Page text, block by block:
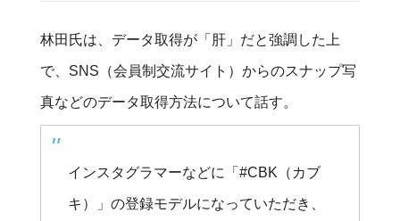
林田氏は、データ取得が「肝」だと強調した上
で、SNS（会員制交流サイト）からのスナップ写
真などのデータ取得方法について話す。
インスタグラマーなどに「#CBK（カブ
キ）」の登録モデルになっていただき、